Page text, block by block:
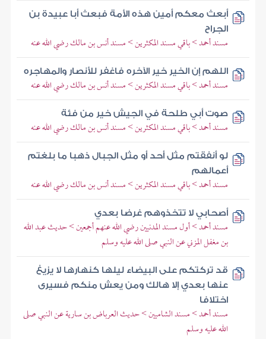
أبعث معكم أمين هذه الأمة فبعث أبا عبيدة بن
الجراح
مسند أحمد > باقي مسند المكثرين > مسند أنس بن مالك رضي الله عنه
اللهم إن الخير خير الآخره فاغفر للأنصار والمهاجره
مسند أحمد > باقي مسند المكثرين > مسند أنس بن مالك رضي الله عنه
صوت أبي طلحة في الجيش خير من فئة
مسند أحمد > باقي مسند المكثرين > مسند أنس بن مالك رضي الله عنه
لو أنفقتم مثل أحد أو مثل الجبال ذهبا ما بلغتم
أعمالهم
مسند أحمد > باقي مسند المكثرين > مسند أنس بن مالك رضي الله عنه
أصحابي لا تتخذوهم غرضا بعدي
مسند أحمد > أول مسند المدنيين رضي الله عنهم أجمعين > حديث عبد الله
بن مغفل المزني عن النبي صلى الله عليه وسلم
قد تركتكم على البيضاء ليلها كنهارها لا يزيغ
عنها بعدي إلا هالك ومن يعش منكم فسيرى
اختلافا
مسند أحمد > مسند الشاميين > حديث العرباض بن سارية عن النبي صلى
الله عليه وسلم